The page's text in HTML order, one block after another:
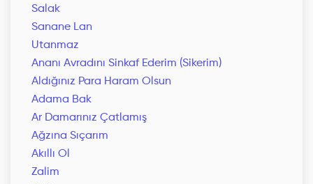
Salak
Sanane Lan
Utanmaz
Ananı Avradını Sinkaf Ederim (Sikerim)
Aldığınız Para Haram Olsun
Adama Bak
Ar Damarınız Çatlamış
Ağzına Sıçarım
Akıllı Ol
Zalim